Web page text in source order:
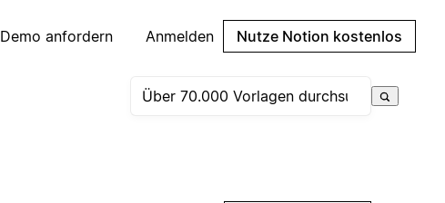
Demo anfordern Anmelden Nutze Notion kostenlos